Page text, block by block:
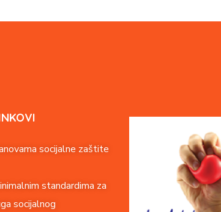
socijalne zaštite
standardima za
socijalnog